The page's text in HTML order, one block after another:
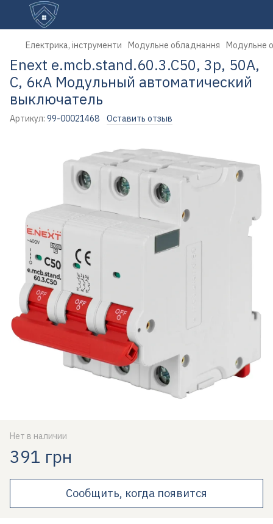
Електрика, інструменти Модульне обладнання Модульне
Enext e.mcb.stand.60.3.C50, 3р, 50А,
C, 6кА Модульный автоматический
выключатель
Артикул: 99-00021468 Оставить отзыв
Нет в наличии
391 грн
Сообщить, когда появится